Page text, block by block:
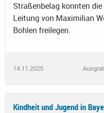
Straßenbelag konnten
Leitung von Maximilian
Bohlen freilegen.
14.11.2025
Kindheit und Jugend in